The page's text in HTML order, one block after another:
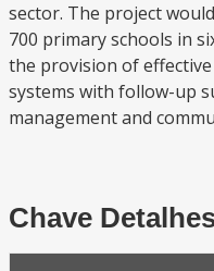
sector. The project
700 primary schools in
the provision of
systems with follow-up
management and
Chave